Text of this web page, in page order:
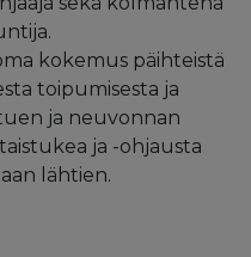
kokemus päihteistä
toipumisesta ja
ja neuvonnan
ja -ohjausta
lähtien.